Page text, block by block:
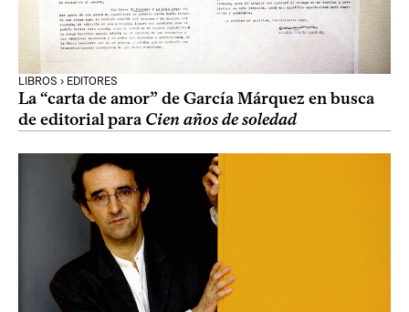
LIBROS › EDITORES
La “carta de amor” de García Márquez en busca
de editorial para Cien años de soledad